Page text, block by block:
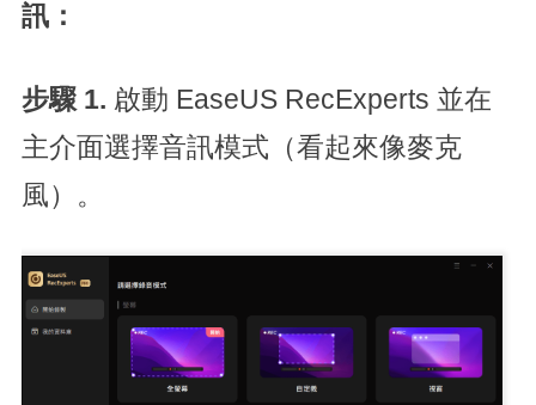
訊：
步驟 1. 啟動 EaseUS RecExperts 並在
主介面選擇音訊模式（看起來像麥克
風）。